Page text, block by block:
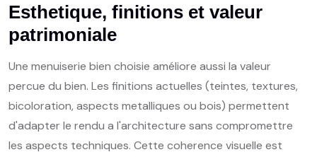
Esthetique, finitions et valeur
patrimoniale
Une menuiserie bien choisie améliore aussi la valeur
percue du bien. Les finitions actuelles (teintes, textures,
bicoloration, aspects metalliques ou bois) permettent
d'adapter le rendu a l'architecture sans compromettre
les aspects techniques. Cette coherence visuelle est